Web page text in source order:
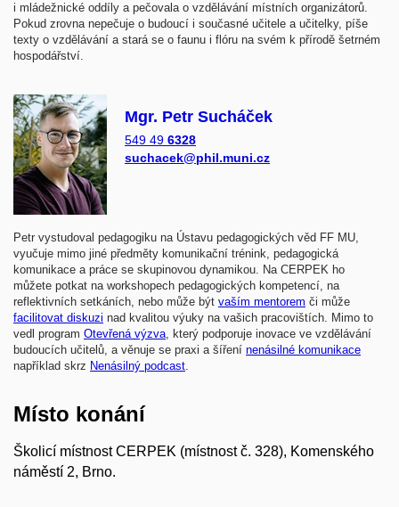
i mládežnické oddíly a pečovala o vzdělávání místních organizátorů.
Pokud zrovna nepečuje o budoucí i současné učitele a učitelky, píše
texty o vzdělávání a stará se o faunu i flóru na svém k přírodě šetrném
hospodářství.
Mgr. Petr Sucháček
549 49 6328
suchacek@phil.muni.cz
Petr vystudoval pedagogiku na Ústavu pedagogických věd FF MU,
vyučuje mimo jiné předměty komunikační trénink, pedagogická
komunikace a práce se skupinovou dynamikou. Na CERPEK ho
můžete potkat na workshopech pedagogických kompetencí, na
reflektivních setkáních, nebo může být vaším mentorem či může
facilitovat diskuzi nad kvalitou výuky na vašich pracovištích. Mimo to
vedl program Otevřená výzva, který podporuje inovace ve vzdělávání
budoucích učitelů, a věnuje se praxi a šíření nenásilné komunikace
například skrz Nenásilný podcast.
Místo konání
Školicí místnost CERPEK (místnost č. 328), Komenského
náměstí 2, Brno.